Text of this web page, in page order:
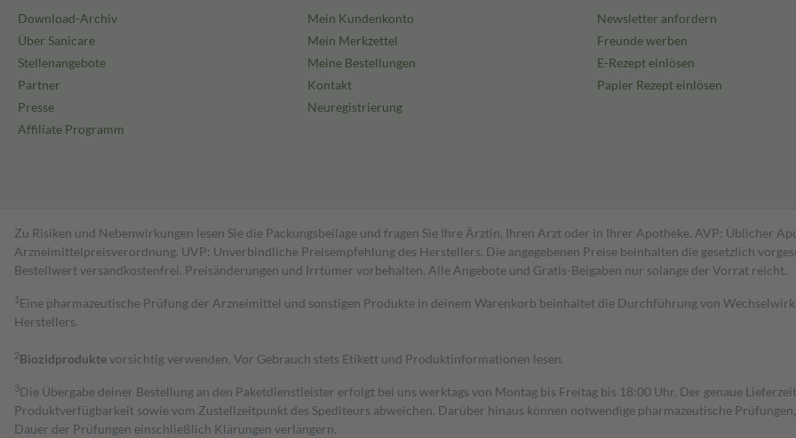
Download-Archiv
Über Sanicare
Stellenangebote
Partner
Presse
Affiliate Programm
Mein Kundenkonto
Mein Merkzettel
Meine Bestellungen
Kontakt
Neuregistrierung
Newsletter anfordern
Freunde werben
E-Rezept einlösen
Papier Rezept einlösen
Zu Risiken und Nebenwirkungen lesen Sie die Packungsbeilage und fragen Sie Ihre Ärztin, Ihren Arzt oder in Ihrer Apotheke. AVP: Üblicher
Arzneimittelpreisverordnung. UVP: Unverbindliche Preisempfehlung des Herstellers. Die angegebenen Preise beinhalten die gesetzlich
Bestell­wert versand­kosten­frei. Preisänderungen und Irrtümer vorbehalten. Alle Angebote und Gratis-Beigaben nur solange der Vorrat reicht.
1 Eine pharmazeutische Prüfung der Arzneimittel und sonstigen Produkte in deinem Warenkorb beinhaltet die Durchführung von
Herstellers.
2Biozidproduktevorsichtig verwenden. Vor Gebrauch stets Etikett und Produktinformationen lesen.
3Die Übergabe deiner Bestellung an den Paketdienstleister erfolgt bei uns werktags von Montag bis Freitag bis 18:00 Uhr. Der genaue
Produktverfügbarkeit sowie vom Zustellzeitpunkt des Spediteurs abweichen. Darüber hinaus können notwendige pharmazeutische
Dauer der Prüfungen einschließlich Klärungen verlängern.